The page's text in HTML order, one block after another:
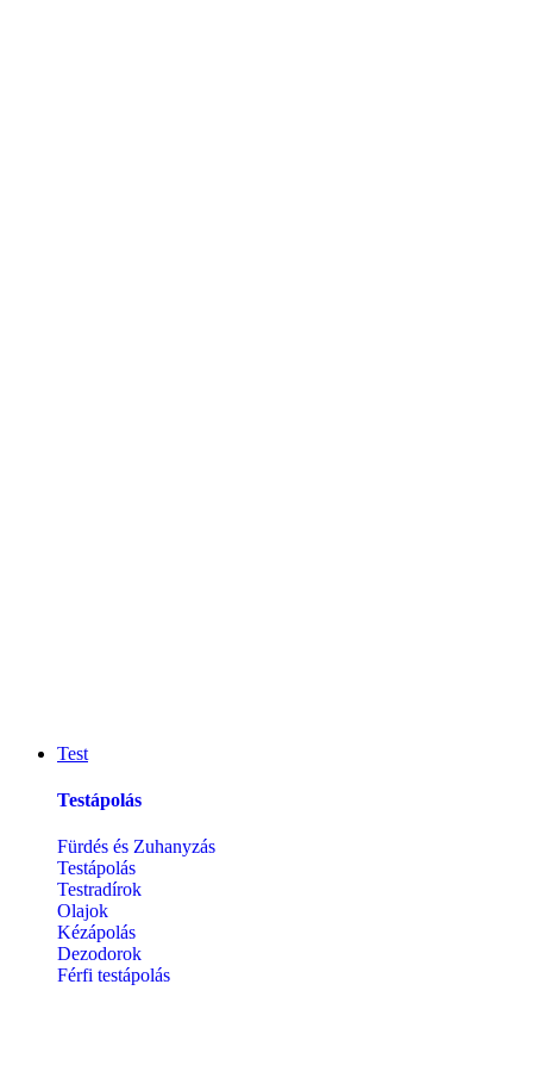
Test
Testápolás
Fürdés és Zuhanyzás
Testápolás
Testradírok
Olajok
Kézápolás
Dezodorok
Férfi testápolás